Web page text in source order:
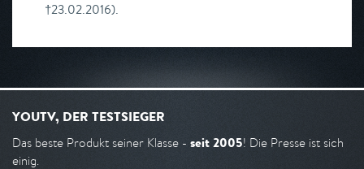
†23.02.2016).
YOUTV, DER TESTSIEGER
Das beste Produkt seiner Klasse - seit 2005! Die Presse ist sich
einig.